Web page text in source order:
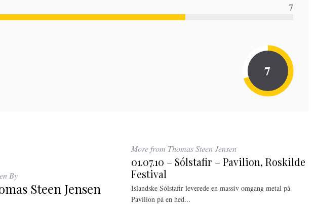
7
7
By
Steen Jensen
More from Thomas Steen Jensen
01.07.10 – Sólstafir – Pavilion, Roskilde
Festival
Islandske Sólstafir leverede en massiv omgang metal på
Pavilion på en hed...